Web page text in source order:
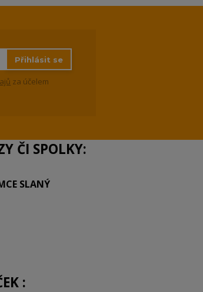
Přihlásit se
za účelem
ČI SPOLKY:
SLANÝ
: